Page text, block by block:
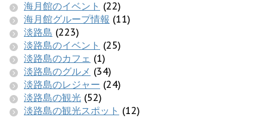
海月館のイベント (22)
海月館グループ情報 (11)
淡路島 (223)
淡路島のイベント (25)
淡路島のカフェ (1)
淡路島のグルメ (34)
淡路島のレジャー (24)
淡路島の観光 (52)
淡路島の観光スポット (12)